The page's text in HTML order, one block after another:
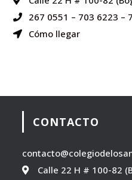
267 0551 – 703 6223 –
Cómo llegar
CONTACTO
Calle 22 H # 100-82